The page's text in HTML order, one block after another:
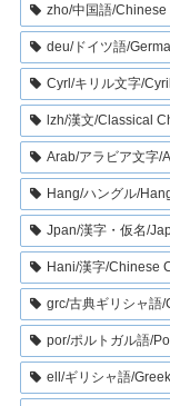
zho/中国語/Chinese
deu/ドイツ語/
Cyrl/キリル文字/
lzh/漢文/Classical
Arab/アラビア文字/
Hang/ハングル/
Jpan/漢字・仮名/
Hani/漢字/Chinese
grc/古典ギリシャ語
por/ポルトガル語/
ell/ギリシャ語/Greek